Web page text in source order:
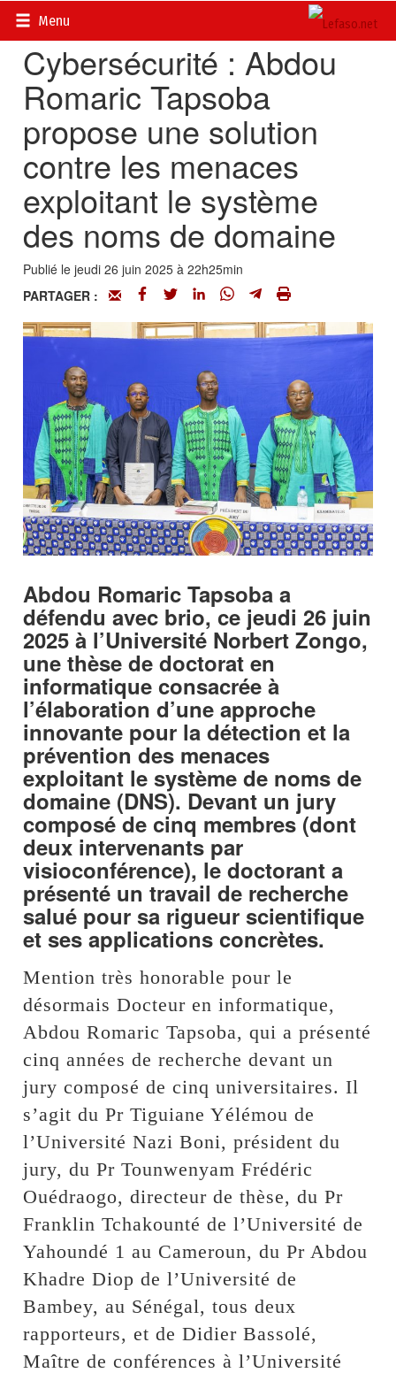
Menu
Accueil>
Cybersécurité : Abdou
Romaric Tapsoba
propose une solution
contre les menaces
exploitant le système
des noms de domaine
Publié le jeudi 26 juin 2025 à 22h25min
PARTAGER :
Abdou Romaric Tapsoba a
défendu avec brio, ce jeudi 26 juin
2025 à l’Université Norbert Zongo,
une thèse de doctorat en
informatique consacrée à
l’élaboration d’une approche
innovante pour la détection et la
prévention des menaces
exploitant le système de noms de
domaine (DNS). Devant un jury
composé de cinq membres (dont
deux intervenants par
visioconférence), le doctorant a
présenté un travail de recherche
salué pour sa rigueur scientifique
et ses applications concrètes.
Mention très honorable pour le
désormais Docteur en informatique,
Abdou Romaric Tapsoba, qui a présenté
cinq années de recherche devant un
jury composé de cinq universitaires. Il
s’agit du Pr Tiguiane Yélémou de
l’Université Nazi Boni, président du
jury, du Pr Tounwenyam Frédéric
Ouédraogo, directeur de thèse, du Pr
Franklin Tchakounté de l’Université de
Yahoundé 1 au Cameroun, du Pr Abdou
Khadre Diop de l’Université de
Bambey, au Sénégal, tous deux
rapporteurs, et de Didier Bassolé,
Maître de conférences à l’Université